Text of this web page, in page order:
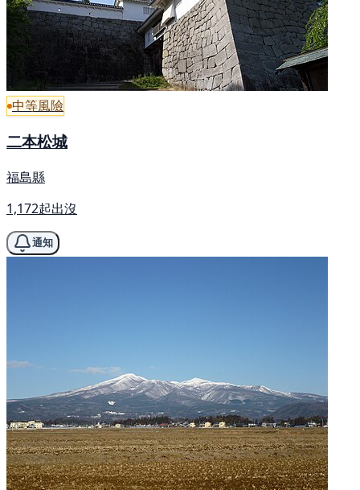
中等風險
二本松城
福島縣
1,172起出沒
通知